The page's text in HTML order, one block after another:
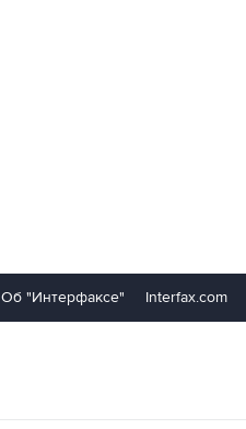
Об "Интерфаксе" Interfax.com